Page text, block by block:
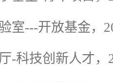
室---开放基金，
-科技创新人才，